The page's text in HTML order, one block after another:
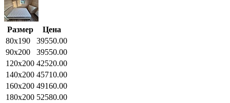
Размер
Цена
80x190
39550.00
90x200
39550.00
120x200 42520.00
140x200 45710.00
160x200 49160.00
180x200 52580.00